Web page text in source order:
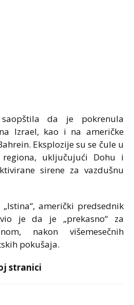
da je pokrenula
Izrael, kao i na američke
. Eksplozije su se čule u
uključujući Dohu i
sirene za vazdušnu
američki predsednik
je da je „prekasno“ za
nakon višemesečnih
pokušaja.
stranici